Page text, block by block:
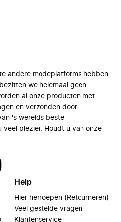
andere modeplatforms hebben
we helemaal geen
al onze producten met
en verzonden door
's werelds beste
veel plezier. Houdt u van onze
Help
Hier herroepen (Retourneren)
Veel gestelde vragen
Klantenservice